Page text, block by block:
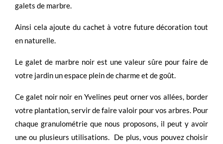
galets de marbre.
Ainsi cela ajoute du cachet à votre future décoration tout
en naturelle.
Le galet de marbre noir est une valeur sûre pour faire de
votre jardin un espace plein de charme et de goût.
Ce galet noir noir en Yvelines peut orner vos allées, border
votre plantation, servir de faire valoir pour vos arbres. Pour
chaque granulométrie que nous proposons, il peut y avoir
une ou plusieurs utilisations. De plus, vous pouvez choisir